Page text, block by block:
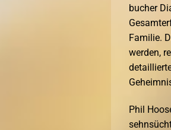
bucher
Familie.
werden,
Phil